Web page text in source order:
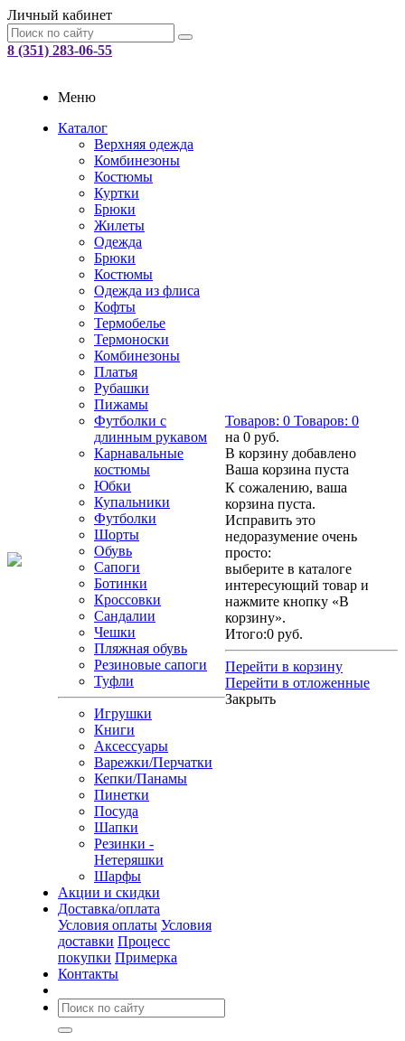
Личный кабинет
8 (351) 283-06-55
Меню
Каталог
Верхняя одежда
Комбинезоны
Костюмы
Куртки
Брюки
Жилеты
Одежда
Брюки
Костюмы
Одежда из флиса
Кофты
Термобелье
Термоноски
Комбинезоны
Платья
Рубашки
Пижамы
Футболки с
длинным рукавом
Карнавальные
костюмы
Юбки
Купальники
Футболки
Шорты
Обувь
Сапоги
Ботинки
Кроссовки
Сандалии
Чешки
Пляжная обувь
Резиновые сапоги
Туфли
Игрушки
Книги
Аксессуары
Варежки/Перчатки
Кепки/Панамы
Пинетки
Посуда
Шапки
Резинки -
Нетеряшки
Шарфы
Акции и скидки
Доставка/оплата
Условия оплаты Условия
доставки Процесс
покупки Примерка
Контакты
Товаров: 0 Товаров: 0
на 0 руб.
В корзину добавлено
Ваша корзина пуста
К сожалению, ваша
корзина пуста.
Исправить это
недоразумение очень
просто:
выберите в каталоге
интересующий товар и
нажмите кнопку «В
корзину».
Итого:0 руб.
Перейти в корзину
Перейти в отложенные
Закрыть